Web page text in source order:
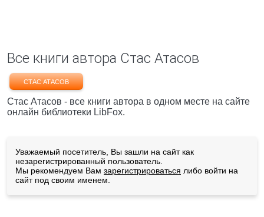
Все книги автора Стас Атасов
СТАС АТАСОВ
Стас Атасов - все книги автора в одном месте на сайте
онлайн библиотеки LibFox.
Уважаемый посетитель, Вы зашли на сайт как
незарегистрированный пользователь.
Мы рекомендуем Вам зарегистрироваться либо войти на
сайт под своим именем.